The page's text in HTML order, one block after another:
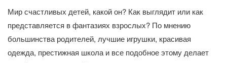
Мир счастливых детей, какой он? Как выглядит или как
представляется в фантазиях взрослых? По мнению
большинства родителей, лучшие игрушки, красивая
одежда, престижная школа и все подобное этому делает